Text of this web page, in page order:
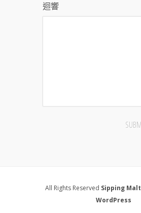
迴響
All Rights Reserved Sipping Malt
WordPress